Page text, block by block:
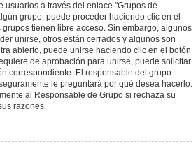
usuarios a través del enlace "Grupos de
grupo, puede proceder haciendo clic en el
tienen libre acceso. Sin embargo, algunos
unirse, otros están cerrados y algunos son
abierto, puede unirse haciendo clic en el botón
de aprobación para unirse, puede solicitar
correspondiente. El responsable del grupo
le preguntará por qué desea hacerlo.
al Responsable de Grupo si rechaza su
razones.